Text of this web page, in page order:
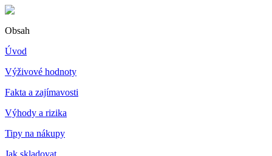
Obsah
Úvod
Výživové hodnoty
Fakta a zajímavosti
Výhody a rizika
Tipy na nákupy
Jak skladovat